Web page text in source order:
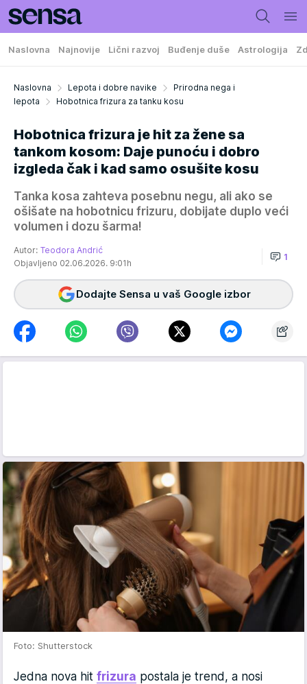
Naslovna Najnovije Lični razvoj Buđenje duše Astrologija
Naslovna Lepota i dobre navike
Prirodna nega i
lepota
Hobotnica frizura za tanku kosu
Hobotnica frizura je hit za žene sa
tankom kosom: Daje punoću i dobro
izgleda čak i kad samo osušite kosu
Tanka kosa zahteva posebnu negu, ali ako se
ošišate na hobotnicu frizuru, dobijate duplo veći
volumen i dozu šarma!
Autor: Teodora Andrić
Objavljeno 02.06.2026. 9:01h
1
Dodajte Sensa u vaš Google izbor
Foto: Shutterstock
Jedna nova hit frizura postala je trend, a nosi